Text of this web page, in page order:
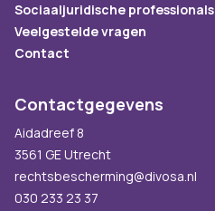
Sociaaljuridische professionals
Veelgestelde vragen
Contact
Contactgegevens
Aidadreef 8
3561 GE Utrecht
rechtsbescherming@divosa.nl
030 233 23 37